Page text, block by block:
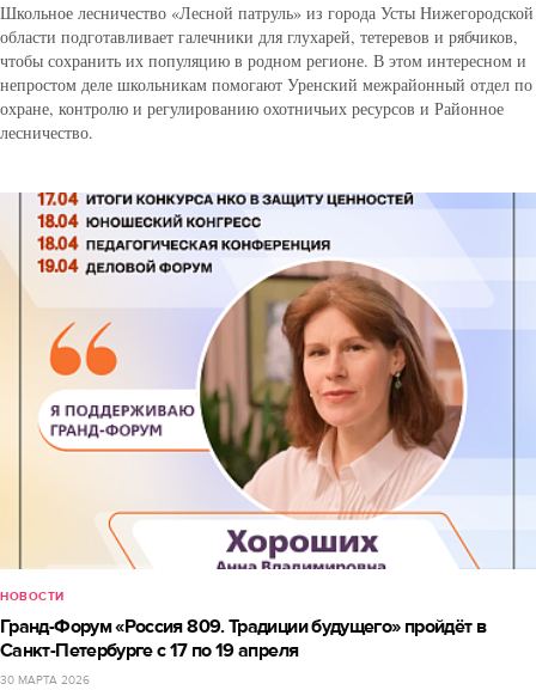
Школьное лесничество «Лесной патруль» из города Усты Нижегородской
области подготавливает галечники для глухарей, тетеревов и рябчиков,
чтобы сохранить их популяцию в родном регионе. В этом интересном и
непростом деле школьникам помогают Уренский межрайонный отдел по
охране, контролю и регулированию охотничьих ресурсов и Районное
лесничество.
НОВОСТИ
Гранд-Форум «Россия 809. Традиции будущего» пройдёт в
Санкт-Петербурге с 17 по 19 апреля
30 МАРТА 2026